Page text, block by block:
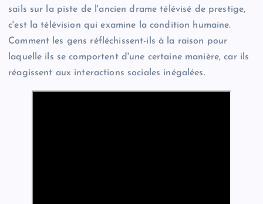
sails sur la piste de l'ancien drame télévisé de prestige,
c'est la télévision qui examine la condition humaine.
Comment les gens réfléchissent-ils à la raison pour
laquelle ils se comportent d'une certaine manière, car ils
réagissent aux interactions sociales inégalées.